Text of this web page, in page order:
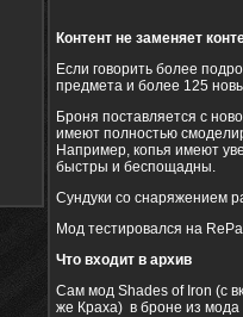
Контент не заменяет
Если говорить более
предмета и более 125
Броня поставляется с
имеют полностью
Например, копья имеют
быстры и беспощадны.
Сундуки со снаряжением
Мод тестировался на
Что входит в архив
Сам мод Shades of Iron (c
же Краха) в броне из мода